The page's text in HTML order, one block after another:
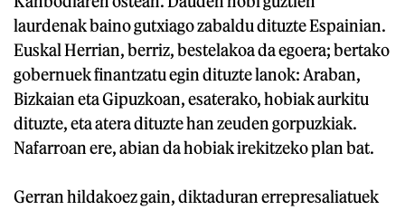
laurdenak baino gutxiago zabaldu dituzte Espainian.
Euskal Herrian, berriz, bestelakoa da egoera; bertako
gobernuek finantzatu egin dituzte lanok: Araban,
Bizkaian eta Gipuzkoan, esaterako, hobiak aurkitu
dituzte, eta atera dituzte han zeuden gorpuzkiak.
Nafarroan ere, abian da hobiak irekitzeko plan bat.
Gerran hildakoez gain, diktaduran errepresaliatuek